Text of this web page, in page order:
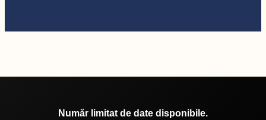
Număr limitat de date disponibile.